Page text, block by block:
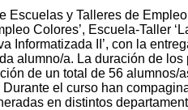
Escuelas y Talleres de
Colores’, Escuela-Taller
Informatizada II’, con la
alumno/a. La duración de los
de un total de 56 alumnos/
el curso han
en distintos